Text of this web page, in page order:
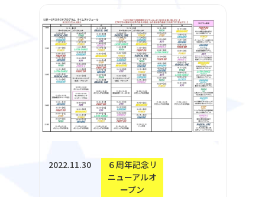
2022.11.30
６周年記念リ
ニューアルオ
ープン